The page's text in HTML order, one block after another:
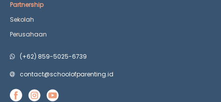
Partnership
Sekolah
Perusahaan
(+62) 859-5025-6739
contact@schoolofparenting.id